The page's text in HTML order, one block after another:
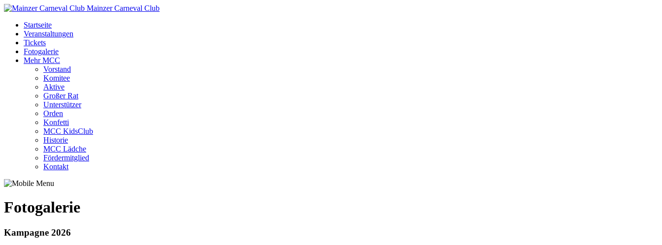
Mainzer Carneval Club
Startseite
Veranstaltungen
Tickets
Fotogalerie
Mehr MCC
Vorstand
Komitee
Aktive
Großer Rat
Unterstützer
Orden
Konfetti
MCC KidsClub
Historie
MCC Lädche
Fördermitglied
Kontakt
Fotogalerie
Kampagne 2026